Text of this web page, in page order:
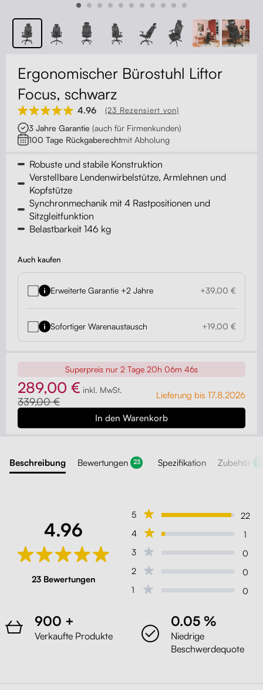
Kabelmanagement
Monitorständer
Tischtrennwände
Rückenlehnen
Kontakt
Ergonomischer Bürostuhl Liftor
Focus, schwarz
4.96 (23 Rezensiert von)
3 Jahre Garantie (auch für Firmenkunden)
100 Tage Rückgaberechtmit Abholung
Robuste und stabile Konstruktion
Verstellbare Lendenwirbelstütze, Armlehnen und
Kopfstütze
Synchronmechanik mit 4 Rastpositionen und
Sitzgleitfunktion
Belastbarkeit 146 kg
Auch kaufen
Erweiterte Garantie +2 Jahre +39,00 €
Sofortiger Warenaustausch +19,00 €
Superpreis nur 2 Tage 20h 06m 46s
289,00 € inkl. MwSt.
339,00 €
Lieferung bis 17.8.2026
Beschreibung Bewertungen 23 Spezifikation Zubehör
4.96
23 Bewertungen
5
22
4
1
3
0
2
0
1
0
900 +
Verkaufte Produkte
0.05 %
Niedrige
Beschwerdequote